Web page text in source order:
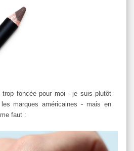
trop foncée pour moi - je suis plutôt
marques américaines - mais en
faut :